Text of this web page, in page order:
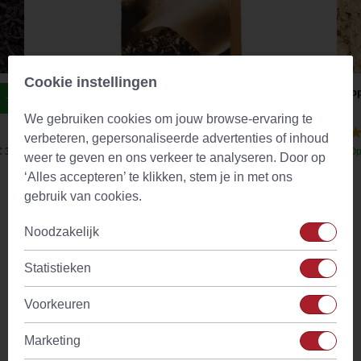
3,38
Theefilter Flip S tbv theekop + beker Papier
(6)
Op voorraad
Vanaf
Vruchtenthee "Sweet Bunny" is uiterst veelzijdig. Aan de
ene kant is het een vruchtenthee met een heerlijke en
fruitige kersensmaak. Aan de andere kant zeer geschikt als
geschenk om je geliefde te laten zien dat hij of zij jouw lieve
konijntje is. Ongeacht je beslissing deze thee is altijd een
goede keuze voor de liefde!
Cookie instellingen
We gebruiken cookies om jouw browse-ervaring te
verbeteren, gepersonaliseerde advertenties of inhoud
weer te geven en ons verkeer te analyseren. Door op
‘Alles accepteren’ te klikken, stem je in met ons
gebruik van cookies.
Noodzakelijk
Statistieken
Voorkeuren
Marketing